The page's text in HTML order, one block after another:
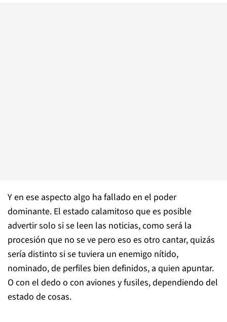
Y en ese aspecto algo ha fallado en el poder
dominante. El estado calamitoso que es posible
advertir solo si se leen las noticias, como será la
procesión que no se ve pero eso es otro cantar, quizás
sería distinto si se tuviera un enemigo nítido,
nominado, de perfiles bien definidos, a quien apuntar.
O con el dedo o con aviones y fusiles, dependiendo del
estado de cosas.